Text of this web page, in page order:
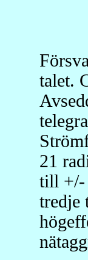
talet.
21
till +/-
tredje